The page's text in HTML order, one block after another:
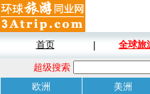
首页 全球旅
超级搜索
欧洲
美洲